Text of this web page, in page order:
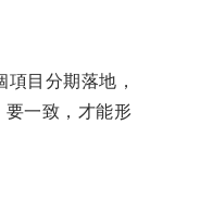
項目分期落地，
一致，才能形